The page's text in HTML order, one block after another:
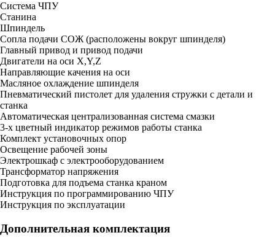
Система ЧПУ
Станина
Шпиндель
Сопла подачи СОЖ (расположены вокруг шпинделя)
Главный привод и привод подачи
Двигатели на оси X,Y,Z
Направляющие качения на оси
Масляное охлаждение шпинделя
Пневматический пистолет для удаления стружки с детали и
станка
Автоматическая централизованная система смазки
3-х цветный индикатор режимов работы станка
Комплект установочных опор
Освещение рабочей зоны
Электрошкаф с электрооборудованием
Трансформатор напряжения
Подготовка для подъема станка краном
Инструкция по программированию ЧПУ
Инструкция по эксплуатации
Дополнительная комплектация